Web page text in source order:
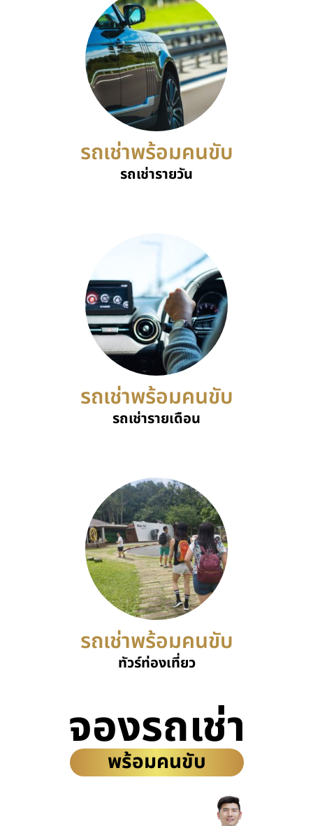
รถเช่าพร้อมคนขับ
รถเช่ารายวัน
รถเช่าพร้อมคนขับ
รถเช่ารายเดือน
รถเช่าพร้อมคนขับ
ทัวร์ท่องเที่ยว
จองรถเช่า
พร้อมคนขับ